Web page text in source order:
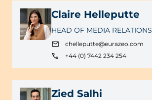
Claire Helleputte
HEAD OF MEDIA RELATIONS
chelleputte@eurazeo.com
+44 (0) 7442 234 254
Zied Salhi